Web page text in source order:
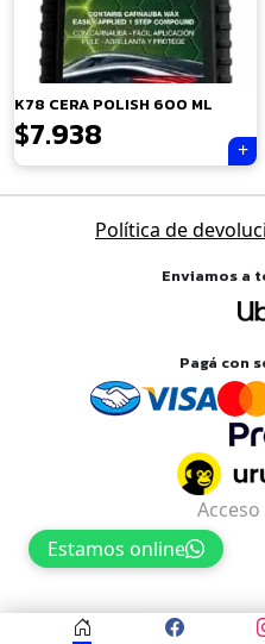
K78 CERA POLISH 600 ML
$7.938
Política de
Enviamos a
Pagá con
Estamos online
Agregá un